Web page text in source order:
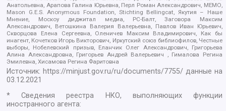
Анатольевна, Арапова Галина Юрьевна, Перл Роман Александрович, МЕМО,
Mason G.E.S. Anonymous Foundation, Stichting Bellingcat, Якутия – Наше
Мнение, Москоу диджитал медиа, РС-Балт, Заговора Максим
Александрович, Ветошкина Валерия Валерьевна, Павлов Иван Юрьевич,
Скворцова Елена Сергеевна, Оленичев Максим Владимирович, Как бы
инагент, Кочетков Игорь Викторович, Иркутский союз библиофилов, Честные
выборы, Нобелевский призыв, Еланчик Олег Александрович, Григорьева
Алина Александровна, Григорьев Андрей Валерьевич , Гималова Регина
Эмилевна, Хисамова Регина Фаритовна
Источник: https://minjust.gov.ru/ru/documents/7755/ данные на
03.12.2021
* Сведения реестра НКО, выполняющих функции
иностранного агента: